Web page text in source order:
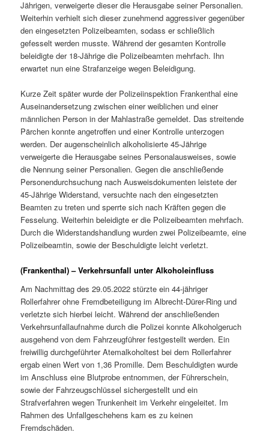
Jährigen, verweigerte dieser die Herausgabe seiner Personalien.
Weiterhin verhielt sich dieser zunehmend aggressiver gegenüber
den eingesetzten Polizeibeamten, sodass er schließlich
gefesselt werden musste. Während der gesamten Kontrolle
beleidigte der 18-Jährige die Polizeibeamten mehrfach. Ihn
erwartet nun eine Strafanzeige wegen Beleidigung.
Kurze Zeit später wurde der Polizeiinspektion Frankenthal eine
Auseinandersetzung zwischen einer weiblichen und einer
männlichen Person in der Mahlastraße gemeldet. Das streitende
Pärchen konnte angetroffen und einer Kontrolle unterzogen
werden. Der augenscheinlich alkoholisierte 45-Jährige
verweigerte die Herausgabe seines Personalausweises, sowie
die Nennung seiner Personalien. Gegen die anschließende
Personendurchsuchung nach Ausweisdokumenten leistete der
45-Jährige Widerstand, versuchte nach den eingesetzten
Beamten zu treten und sperrte sich nach Kräften gegen die
Fesselung. Weiterhin beleidigte er die Polizeibeamten mehrfach.
Durch die Widerstandshandlung wurden zwei Polizeibeamte, eine
Polizeibeamtin, sowie der Beschuldigte leicht verletzt.
(Frankenthal) – Verkehrsunfall unter Alkoholeinfluss
Am Nachmittag des 29.05.2022 stürzte ein 44-jähriger
Rollerfahrer ohne Fremdbeteiligung im Albrecht-Dürer-Ring und
verletzte sich hierbei leicht. Während der anschließenden
Verkehrsunfallaufnahme durch die Polizei konnte Alkoholgeruch
ausgehend von dem Fahrzeugführer festgestellt werden. Ein
freiwillig durchgeführter Atemalkoholtest bei dem Rollerfahrer
ergab einen Wert von 1,36 Promille. Dem Beschuldigten wurde
im Anschluss eine Blutprobe entnommen, der Führerschein,
sowie der Fahrzeugschlüssel sichergestellt und ein
Strafverfahren wegen Trunkenheit im Verkehr eingeleitet. Im
Rahmen des Unfallgeschehens kam es zu keinen
Fremdschäden.